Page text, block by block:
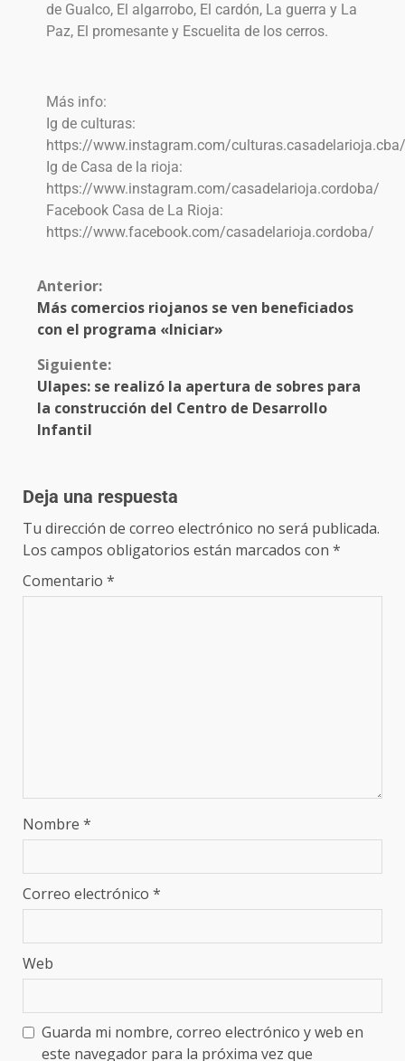
de Gualco, El algarrobo, El cardón, La guerra y La
Paz, El promesante y Escuelita de los cerros.
Más info:
Ig de culturas:
https://www.instagram.com/culturas.casadelarioja.cba/
Ig de Casa de la rioja:
https://www.instagram.com/casadelarioja.cordoba/
Facebook Casa de La Rioja:
https://www.facebook.com/casadelarioja.cordoba/
Anterior:
Más comercios riojanos se ven beneficiados
con el programa «Iniciar»
Siguiente:
Ulapes: se realizó la apertura de sobres para
la construcción del Centro de Desarrollo
Infantil
Deja una respuesta
Tu dirección de correo electrónico no será publicada.
Los campos obligatorios están marcados con *
Comentario *
Nombre *
Correo electrónico *
Web
Guarda mi nombre, correo electrónico y web en
este navegador para la próxima vez que